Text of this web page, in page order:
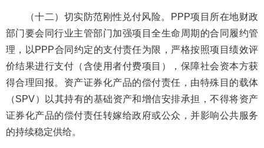
（十二）切实防范刚性兑付风险。PPP项目所在地财政
部门要会同行业主管部门加强项目全生命周期的合同履约管
理，以PPP合同约定的支付责任为限，严格按照项目绩效评
价结果进行支付（含使用者付费项目），保障社会资本方获
得合理回报。资产证券化产品的偿付责任，由特殊目的载体
（SPV）以其持有的基础资产和增信安排承担，不得将资产
证券化产品的偿付责任转嫁给政府或公众，并影响公共服务
的持续稳定供给。